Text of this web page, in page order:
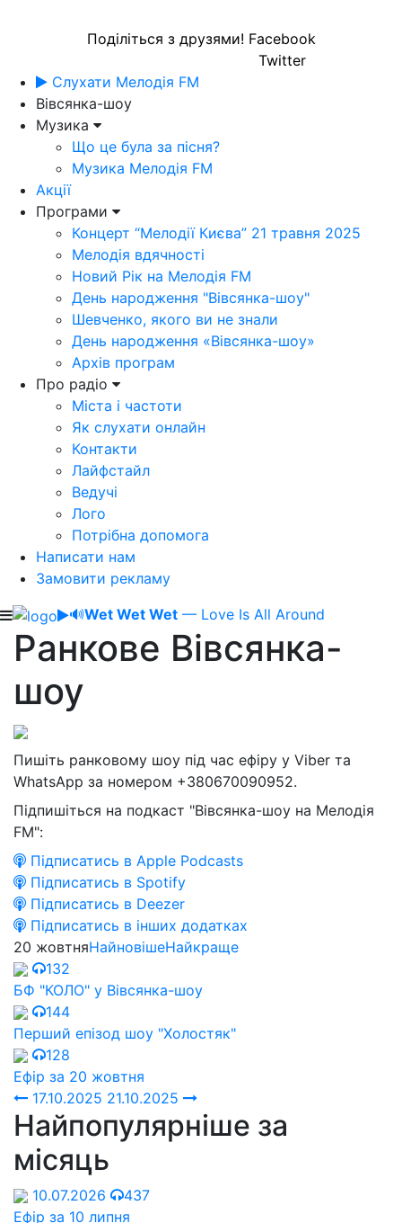
Поділіться з друзями! Facebook
Twitter
Слухати Мелодія FM
Вівсянка-шоу
Музика
Що це була за пісня?
Музика Мелодія FM
Акції
Програми
Концерт “Мелодії Києва” 21 травня 2025
Мелодія вдячності
Новий Рік на Мелодія FM
День народження "Вівсянка-шоу"
Шевченко, якого ви не знали
День народження «Вівсянка-шоу»
Архів програм
Про радіо
Міста і частоти
Як слухати онлайн
Контакти
Лайфстайл
Ведучі
Лого
Потрібна допомога
Написати нам
Замовити рекламу
🔊Wet Wet Wet — Love Is All Around
Ранкове Вівсянка-
шоу
Пишіть ранковому шоу під час ефіру у Viber та
WhatsApp за номером +380670090952.
Підпишіться на подкаст "Вівсянка-шоу на Мелодія
FM":
Підписатись в Apple Podcasts
Підписатись в Spotify
Підписатись в Deezer
Підписатись в інших додатках
20 жовтняНайновішеНайкраще
132
БФ "КОЛО" у Вівсянка-шоу
144
Перший епізод шоу "Холостяк"
128
Ефір за 20 жовтня
17.10.2025 21.10.2025
Найпопулярніше за
місяць
10.07.2026
437
Ефір за 10 липня